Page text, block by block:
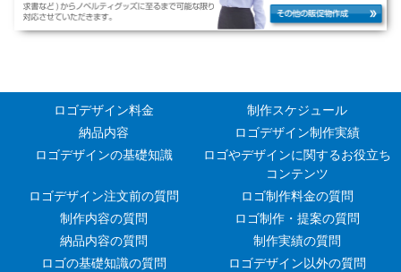
ロゴデザイン料金
制作スケジュール
納品内容
ロゴデザイン制作実績
ロゴデザインの基礎知識
ロゴやデザインに関するお役立ち
コンテンツ
ロゴデザイン注文前の質問
ロゴ制作料金の質問
制作内容の質問
ロゴ制作・提案の質問
納品内容の質問
制作実績の質問
ロゴの基礎知識の質問
ロゴデザイン以外の質問